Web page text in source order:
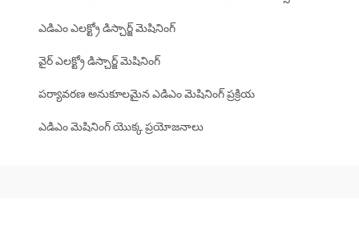
ఎడిఎం ఎలక్ట్రో డిస్చార్జ్ మెషినింగ్
వైర్ ఎలక్ట్రో డిస్చార్జ్ మెషినింగ్
పర్యావరణ అనుకూలమైన ఎడిఎం మెషినింగ్ ప్రక్రియ
ఎడిఎం మెషినింగ్ యొక్క ప్రయోజనాలు